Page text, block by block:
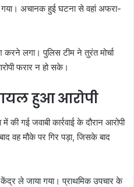
गया। अचानक हुई घटना से वहां अफरा-
करने लगा। पुलिस टीम ने तुरंत मोर्चा
फरार न हो सके।
हुआ आरोपी
गई जवाबी कार्रवाई के दौरान आरोपी
वह मौके पर गिर पड़ा, जिसके बाद
ले जाया गया। प्राथमिक उपचार के